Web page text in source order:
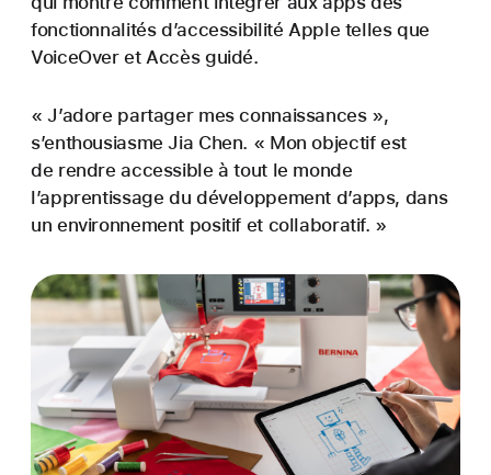
fonctionnalités d’accessibilité Apple telles que
VoiceOver et Accès guidé.
« J’adore partager mes connaissances »,
s’enthousiasme Jia Chen. « Mon objectif est
de rendre accessible à tout le monde
l’apprentissage du développement d’apps, dans
un environ­nement positif et collaboratif. »